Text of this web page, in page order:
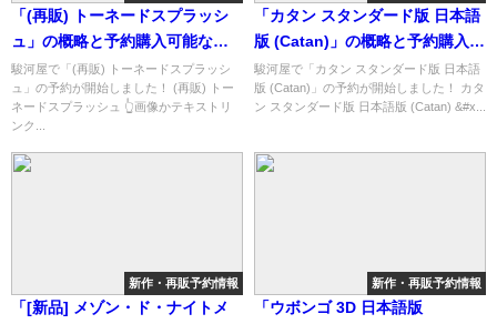
「(再販) トーネードスプラッシ
ュ」の概略と予約購入可能なシ
ョップ紹介！
駿河屋で「(再販) トーネードスプラッシ
ュ」の予約が開始しました！ (再販) トー
ネードスプラッシュ 👆画像かテキストリ
ンク...
「カタン スタンダード版 日本語
版 (Catan)」の概略と予約購入可
能なショップ紹介！
駿河屋で「カタン スタンダード版 日本語
版 (Catan)」の予約が開始しました！ カタ
ン スタンダード版 日本語版 (Catan) &#x...
新作・再販予約情報
「[新品] メゾン・ド・ナイトメ
新作・再販予約情報
「ウボンゴ 3D 日本語版